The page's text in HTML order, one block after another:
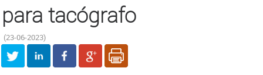
para tacógrafo
(23-06-2023)